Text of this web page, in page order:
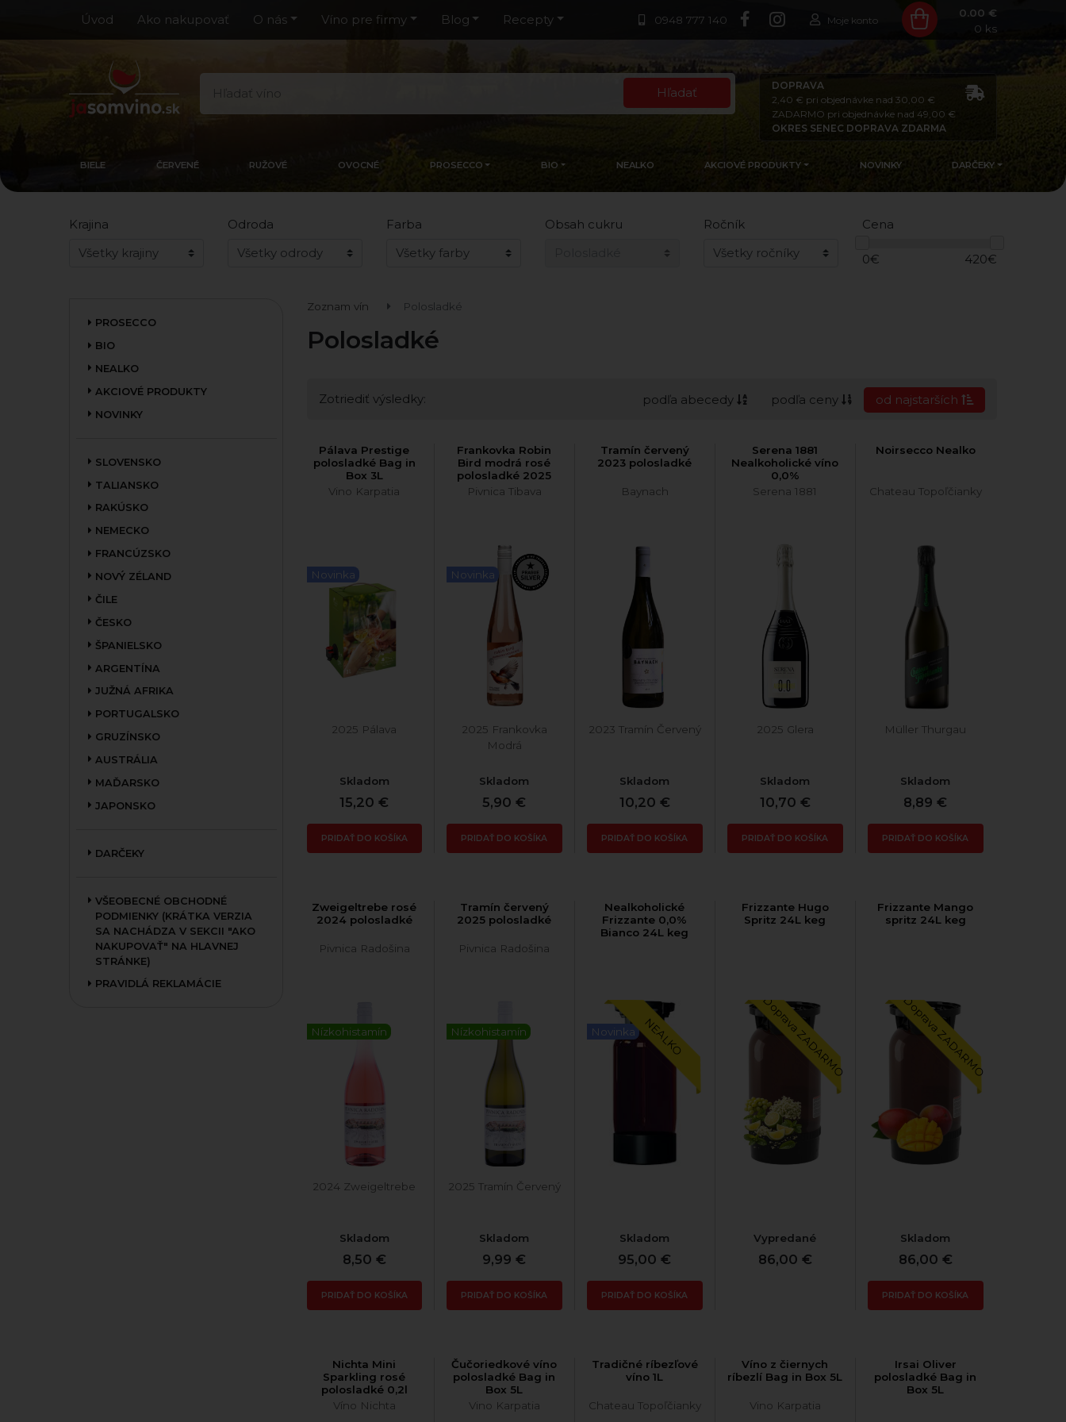
0948 777 140
Úvod Ako nakupovať O nás Víno pre firmy Blog Recepty Moje konto
0.00 €
0 ks
Hľadať
DOPRAVA
2,40 € pri objednávke nad 30,00 €
ZADARMO pri objednávke nad 49,00 €
OKRES SENEC DOPRAVA ZDARMA
BIELE ČERVENÉ RUŽOVÉ OVOCNÉ PROSECCO BIO NEALKO AKCIOVÉ PRODUKTY NOVINKY DARČEKY
Krajina Odroda Farba Obsah cukru Ročník Cena
0€ 420€
PROSECCO
BIO
NEALKO
AKCIOVÉ PRODUKTY
NOVINKY
SLOVENSKO
TALIANSKO
RAKÚSKO
NEMECKO
FRANCÚZSKO
NOVÝ ZÉLAND
ČILE
ČESKO
ŠPANIELSKO
ARGENTÍNA
JUŽNÁ AFRIKA
PORTUGALSKO
GRUZÍNSKO
AUSTRÁLIA
MAĎARSKO
JAPONSKO
DARČEKY
VŠEOBECNÉ OBCHODNÉ
PODMIENKY (KRÁTKA VERZIA
SA NACHÁDZA V SEKCII "AKO
NAKUPOVAŤ" NA HLAVNEJ
STRÁNKE)
PRAVIDLÁ REKLAMÁCIE
Zoznam vín Polosladké
Polosladké
Zotriediť výsledky: podľa abecedy podľa ceny od najstarších
Pálava Prestige
polosladké Bag in
Box 3L
Vino Karpatia
Novinka
2025 Pálava
Skladom
15,20 €
PRIDAŤ DO KOŠÍKA
Frankovka Robin
Bird modrá rosé
polosladké 2025
Pivnica Tibava
Novinka
2025 Frankovka
Modrá
Skladom
5,90 €
PRIDAŤ DO KOŠÍKA
Tramín červený
2023 polosladké
Baynach
2023 Tramín Červený
Skladom
10,20 €
PRIDAŤ DO KOŠÍKA
Serena 1881
Nealkoholické víno
0,0%
Serena 1881
2025 Glera
Skladom
10,70 €
PRIDAŤ DO KOŠÍKA
Noirsecco Nealko
Chateau Topoľčianky
Müller Thurgau
Skladom
8,89 €
PRIDAŤ DO KOŠÍKA
Zweigeltrebe rosé
2024 polosladké
Pivnica Radošina
Nízkohistamín
2024 Zweigeltrebe
Skladom
8,50 €
PRIDAŤ DO KOŠÍKA
Tramín červený
2025 polosladké
Pivnica Radošina
Nízkohistamín
2025 Tramín Červený
Skladom
9,99 €
PRIDAŤ DO KOŠÍKA
Nealkoholické
Frizzante 0,0%
Bianco 24L keg
Novinka NEALKO
Skladom
95,00 €
PRIDAŤ DO KOŠÍKA
Frizzante Hugo
Spritz 24L keg
Doprava ZADARMO
Vypredané
86,00 €
Frizzante Mango
spritz 24L keg
Doprava ZADARMO
Skladom
86,00 €
PRIDAŤ DO KOŠÍKA
Nichta Mini
Sparkling rosé
polosladké 0,2l
2024
Víno Nichta
Čučoriedkové víno
polosladké Bag in
Box 5L
Vino Karpatia
Tradičné ríbezľové
víno 1L
Chateau Topoľčianky
Víno z čiernych
ríbezlí Bag in Box 5L
Vino Karpatia
Irsai Oliver
polosladké Bag in
Box 5L